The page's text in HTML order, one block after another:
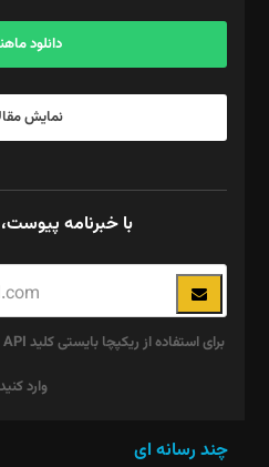
آگهی و مشترکین: ۰۹۱۹۹۹۹۰۴۵۴
دانلود
نمایش
با خبرنامه پیوست،
وارد
چند رسانه ای